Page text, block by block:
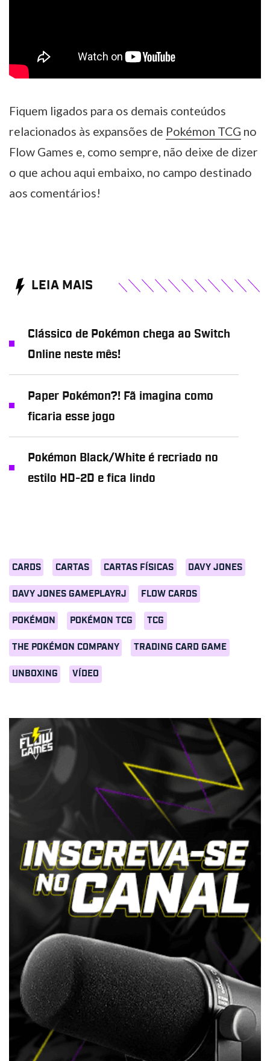
Fiquem ligados para os demais conteúdos
relacionados às expansões de Pokémon TCG no
Flow Games e, como sempre, não deixe de dizer
o que achou aqui embaixo, no campo destinado
aos comentários!
CARDS CARTAS CARTAS FÍSICAS DAVY JONES
DAVY JONES GAMEPLAYRJ FLOW CARDS
POKÉMON POKÉMON TCG TCG
THE POKÉMON COMPANY TRADING CARD GAME
UNBOXING VÍDEO
LEIA MAIS
Clássico de Pokémon chega ao Switch
Online neste mês!
Paper Pokémon?! Fã imagina como
ficaria esse jogo
Pokémon Black/White é recriado no
estilo HD-2D e fica lindo